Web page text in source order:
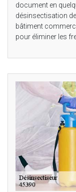
document en
désinsectisation
bâtiment
pour éliminer les